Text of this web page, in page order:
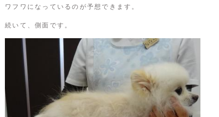
ワフワになっているのが予想できます。
続いて、側面です。